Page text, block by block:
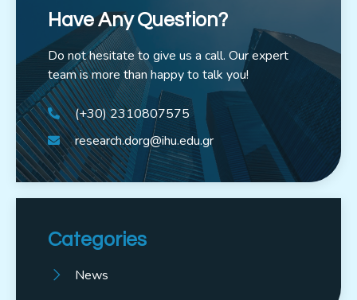
Have Any Question?
Do not hesitate to give us a call. Our expert
team is more than happy to talk you!
(+30) 2310807575
research.dorg@ihu.edu.gr
Categories
News